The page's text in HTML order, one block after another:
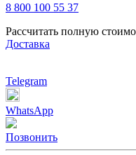
8 800 100 55 37
Рассчитать полную
Доставка
Telegram
WhatsApp
Позвонить